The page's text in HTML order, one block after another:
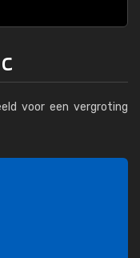
voor een vergroting